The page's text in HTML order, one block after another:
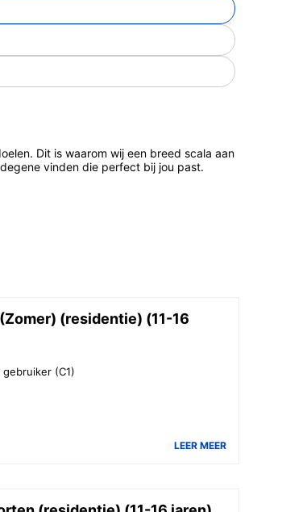
Dit is waarom wij een breed scala aan
vinden die perfect bij jou past.
(residentie) (11-16
gebruiker (C1)
LEER MEER